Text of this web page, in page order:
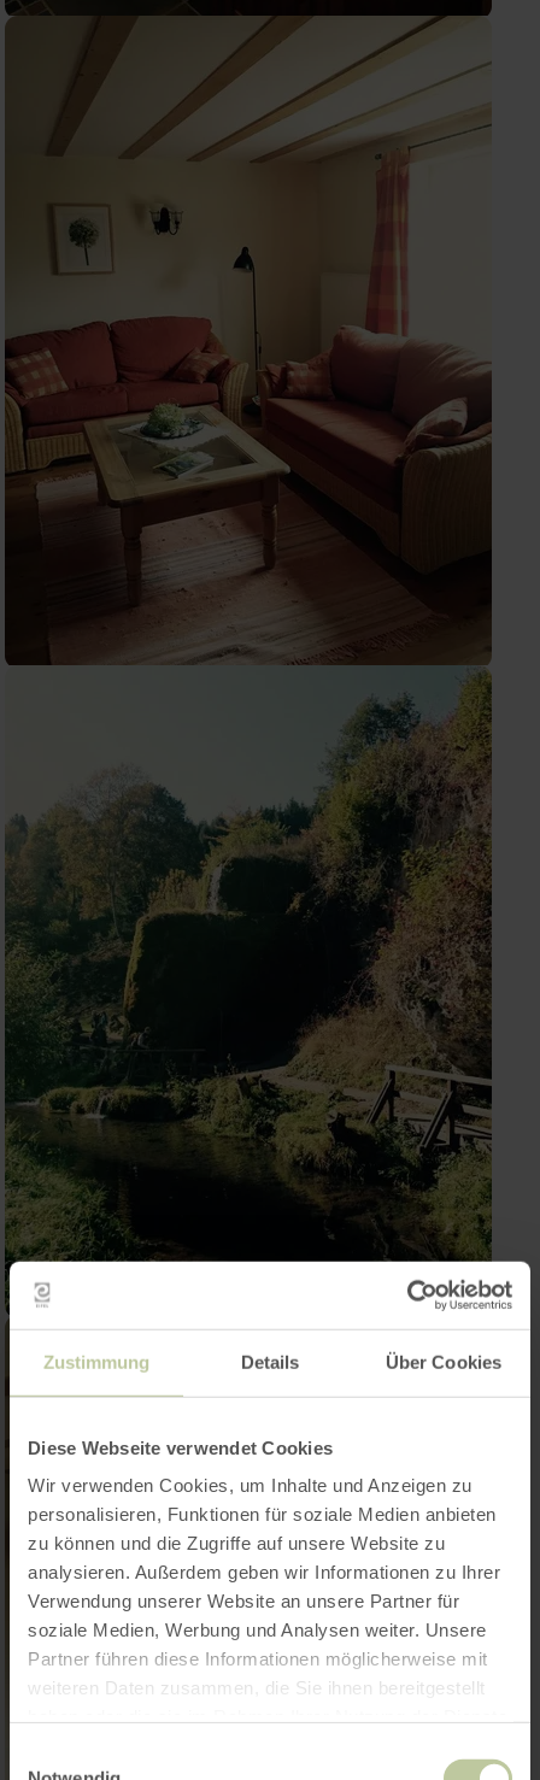
Zustimmung Details Über Cookies
Diese Webseite verwendet Cookies
Wir verwenden Cookies, um Inhalte und Anzeigen zu
personalisieren, Funktionen für soziale Medien anbieten
zu können und die Zugriffe auf unsere Website zu
analysieren. Außerdem geben wir Informationen zu Ihrer
Verwendung unserer Website an unsere Partner für
soziale Medien, Werbung und Analysen weiter. Unsere
Partner führen diese Informationen möglicherweise mit
weiteren Daten zusammen, die Sie ihnen bereitgestellt